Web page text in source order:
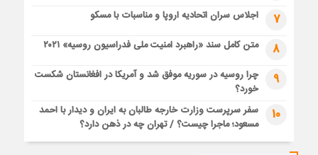
7 اجلاس سران اتحادیه اروپا و مناسبات با مسکو
8 متن کامل سند «راهبرد امنیت ملی فدراسیون روسیه» ۲۰۲۱
9
چرا روسیه در سوریه موفق شد و آمریکا در افغانستان شکست
خورد؟
10
سفر سرپرست وزارت خارجه طالبان به ایران و دیدار با احمد
مسعود؛ ماجرا چیست؟ / تهران چه در ذهن دارد؟